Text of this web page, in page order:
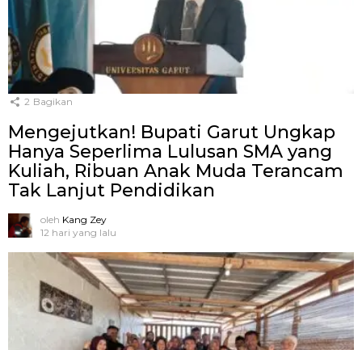
2 Bagikan
Mengejutkan! Bupati Garut Ungkap
Hanya Seperlima Lulusan SMA yang
Kuliah, Ribuan Anak Muda Terancam
Tak Lanjut Pendidikan
oleh Kang Zey
12 hari yang lalu